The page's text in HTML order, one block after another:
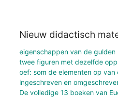
Nieuw didactisch
eigenschappen van de gulden
twee figuren met dezelfde
oef: som de elementen op
ingeschreven en
De volledige 13 boeken van